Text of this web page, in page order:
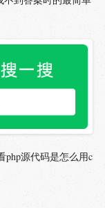
php源代码是怎么用c